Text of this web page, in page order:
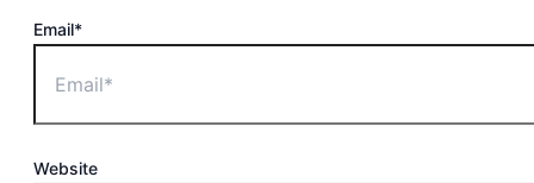
Email*
Website